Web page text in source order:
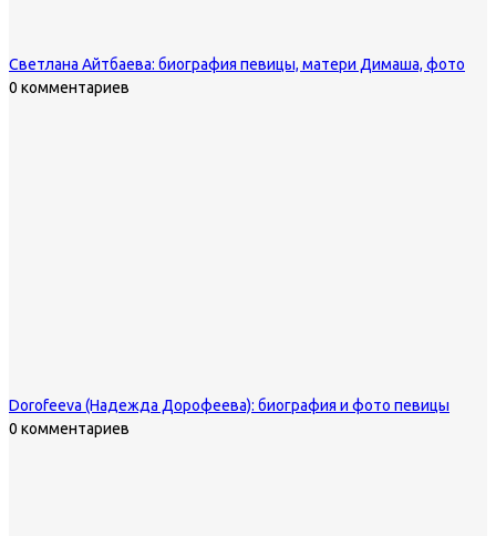
Светлана Айтбаева: биография певицы, матери Димаша, фото
0 комментариев
Dorofeeva (Надежда Дорофеева): биография и фото певицы
0 комментариев